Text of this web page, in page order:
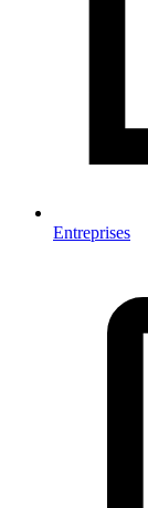
Entreprises